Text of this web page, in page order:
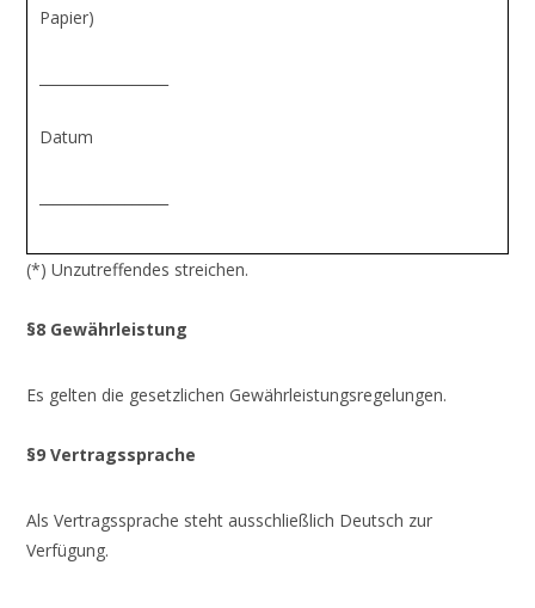
Papier)
Datum
(*) Unzutreffendes streichen.
§8 Gewährleistung
Es gelten die gesetzlichen Gewährleistungsregelungen.
§9 Vertragssprache
Als Vertragssprache steht ausschließlich Deutsch zur
Verfügung.